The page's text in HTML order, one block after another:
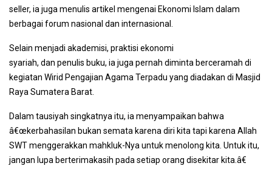
seller, ia juga menulis artikel mengenai Ekonomi Islam dalam
berbagai forum nasional dan internasional.
Selain menjadi akademisi, praktisi ekonomi
syariah, dan penulis buku, ia juga pernah diminta berceramah di
kegiatan Wirid Pengajian Agama Terpadu yang diadakan di Masjid
Raya Sumatera Barat.
Dalam tausiyah singkatnya itu, ia menyampaikan bahwa
â€œkerbahasilan bukan semata karena diri kita tapi karena Allah
SWT menggerakkan mahkluk-Nya untuk menolong kita. Untuk itu,
jangan lupa berterimakasih pada setiap orang disekitar kita.â€